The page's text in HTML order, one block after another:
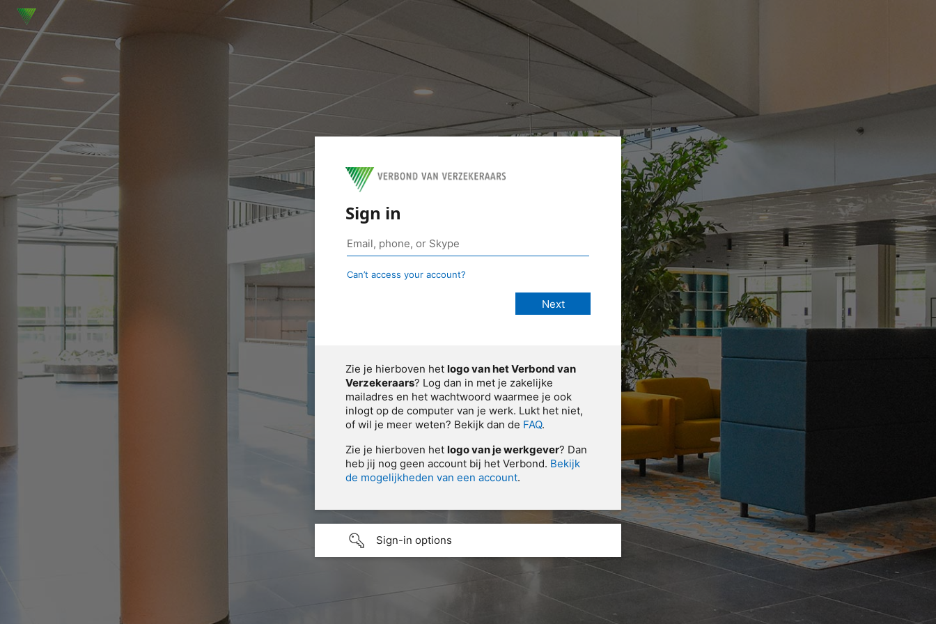
Sign in
Can’t access your account?
Zie je hierboven het logo van het Verbond van
Verzekeraars? Log dan in met je zakelijke
mailadres en het wachtwoord waarmee je ook
inlogt op de computer van je werk. Lukt het niet,
of wil je meer weten? Bekijk dan de FAQ.
Zie je hierboven het logo van je werkgever? Dan
heb jij nog geen account bij het Verbond. Bekijk
de mogelijkheden van een account.
Sign-in options